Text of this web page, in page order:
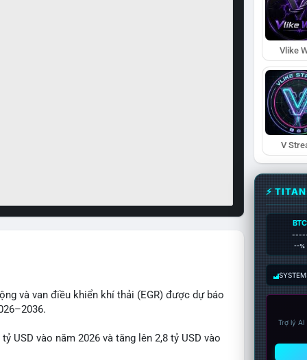
và van điều khiển khí thải (EGR) được dự báo
USD vào năm 2026 và tăng lên 2,8 tỷ USD vào
Vlike
V
⚡
BTC
--%
Trợ lý